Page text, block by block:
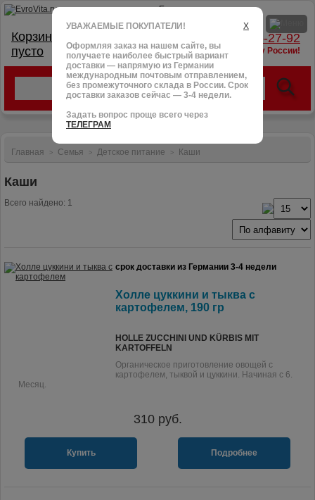
тел.: +7 (966) 095-27-92
доставим в любую точку России!
Корзина:
пусто
X
УВАЖАЕМЫЕ ПОКУПАТЕЛИ!
Оформляя заказ на нашем сайте, вы
получаете наиболее быстрый вариант
доставки — напрямую из Германии
международным почтовым отправлением,
без промежуточного склада в России. Срок
доставки заказов сейчас — 3-4 недели.
Задать вопрос проще всего через
ТЕЛЕГРАМ
Главная > Семья > Детское питание > Каши
Каши
Всего найдено: 1
срок доставки из Германии 3-4 недели
Холле цуккини и тыква с
картофелем, 190 гр
HOLLE ZUCCHINI UND KÜRBIS MIT
KARTOFFELN
Органическое приготовление овощей с
картофелем, тыквой и цуккини. Начиная с 6.
Месяц.
310руб.
Купить Подробнее